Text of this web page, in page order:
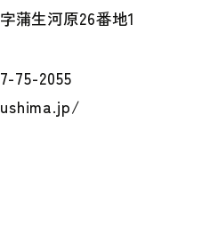
蒲生河原26番地1
75-2055